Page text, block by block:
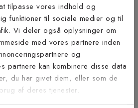
tilpasse vores indhold og
funktioner til sociale medier og til
Vi deler også oplysninger om
med vores partnere inden
og
partnere kan kombinere disse data
du har givet dem, eller som de
af deres tjenester.
@kilandsofficial
dig vores
til at modtage vores tilbud,
tips og nyheder.